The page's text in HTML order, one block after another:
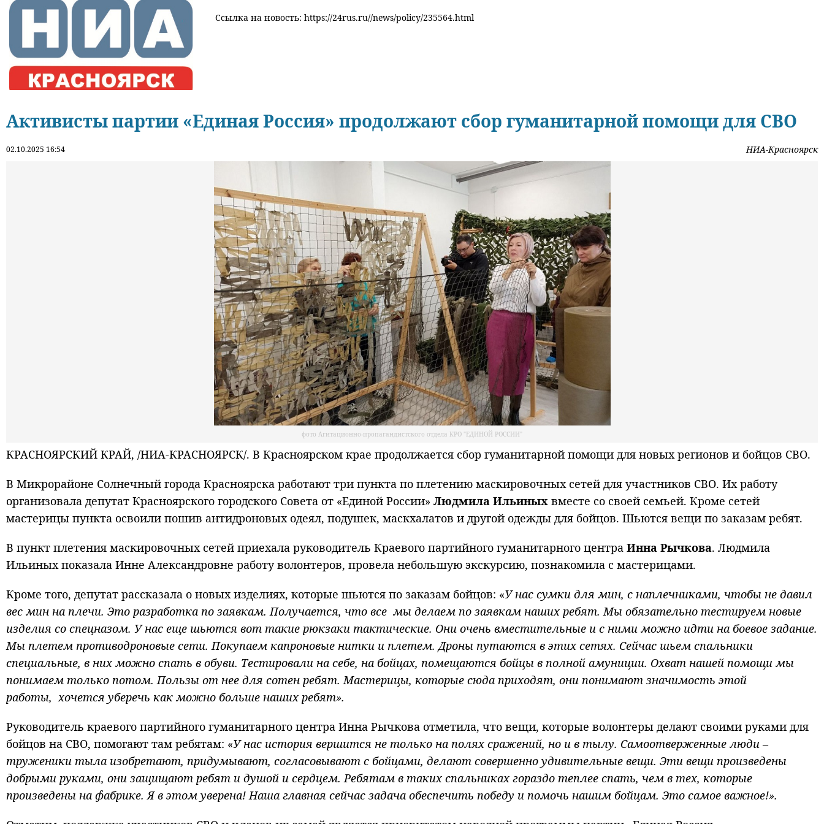
Ссылка на новость: https://24rus.ru//news/policy/235564.html
Активисты партии «Единая Россия» продолжают сбор гуманитарной помощи для СВО
02.10.2025 16:54 НИА-Красноярск
фото Агитационно-пропагандистского отдела КРО "ЕДИНОЙ РОССИИ"
КРАСНОЯРСКИЙ КРАЙ, /НИА-КРАСНОЯРСК/. В Красноярском крае продолжается сбор гуманитарной помощи для новых регионов и бойцов СВО.
В Микрорайоне Солнечный города Красноярска работают три пункта по плетению маскировочных сетей для участников СВО. Их работу
организовала депутат Красноярского городского Совета от «Единой России» Людмила Ильиных вместе со своей семьей. Кроме сетей
мастерицы пункта освоили пошив антидроновых одеял, подушек, маскхалатов и другой одежды для бойцов. Шьются вещи по заказам ребят.
В пункт плетения маскировочных сетей приехала руководитель Краевого партийного гуманитарного центра Инна Рычкова. Людмила
Ильиных показала Инне Александровне работу волонтеров, провела небольшую экскурсию, познакомила с мастерицами.
Кроме того, депутат рассказала о новых изделиях, которые шьются по заказам бойцов: «У нас сумки для мин, с наплечниками, чтобы не давил
вес мин на плечи. Это разработка по заявкам. Получается, что все мы делаем по заявкам наших ребят. Мы обязательно тестируем новые
изделия со спецназом. У нас еще шьются вот такие рюкзаки тактические. Они очень вместительные и с ними можно идти на боевое задание.
Мы плетем противодроновые сети. Покупаем капроновые нитки и плетем. Дроны путаются в этих сетях. Сейчас шьем спальники
специальные, в них можно спать в обуви. Тестировали на себе, на бойцах, помещаются бойцы в полной амуниции. Охват нашей помощи мы
понимаем только потом. Пользы от нее для сотен ребят. Мастерицы, которые сюда приходят, они понимают значимость этой
работы, хочется уберечь как можно больше наших ребят».
Руководитель краевого партийного гуманитарного центра Инна Рычкова отметила, что вещи, которые волонтеры делают своими руками для
бойцов на СВО, помогают там ребятам: «У нас история вершится не только на полях сражений, но и в тылу. Самоотверженные люди –
труженики тыла изобретают, придумывают, согласовывают с бойцами, делают совершенно удивительные вещи. Эти вещи произведены
добрыми руками, они защищают ребят и душой и сердцем. Ребятам в таких спальниках гораздо теплее спать, чем в тех, которые
произведены на фабрике. Я в этом уверена! Наша главная сейчас задача обеспечить победу и помочь нашим бойцам. Это самое важное!».